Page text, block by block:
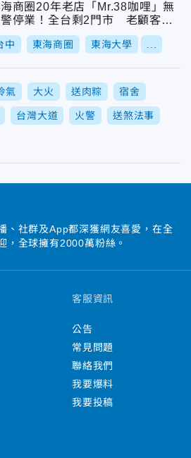
商圈20年老店「Mr.38咖哩」無
停業！全台剩2門市 老顧客哀
青春回憶
中 東海商圈 東海大學
氣 大火 送肉粽 宿舍
台灣大道 火警 送煞法事
、社群及App都深獲網友喜愛，在全
，全球擁有2000萬粉絲。
客服資訊
公告
常見問題
聯絡我們
我要爆料
我要投稿